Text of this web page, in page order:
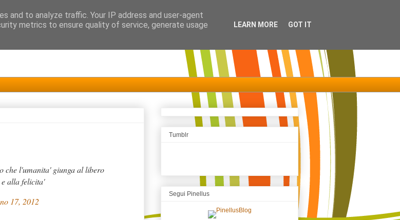
che l'umanita' giunga al libero
e alla felicita'
17, 2012
Tumblr
Segui Pinellus
and to analyze traffic. Your IP address and user-agent
metrics to ensure quality of service, generate usage
LEARN MORE GOT IT